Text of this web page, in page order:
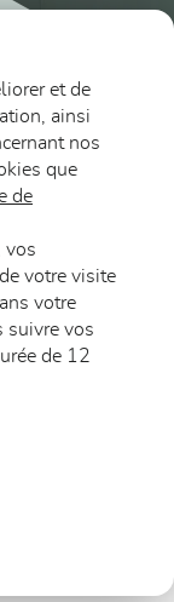
portes
(non
feu)
et de
ainsi
nos
que
de
vos
votre visite
votre
suivre vos
de 12